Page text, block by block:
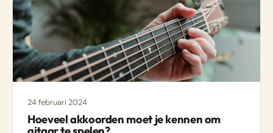
24 februari 2024
Hoeveel akkoorden moet je kennen om